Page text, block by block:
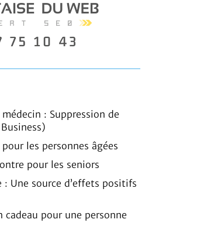
: Suppression de
les personnes âgées
pour les seniors
Une source d’effets positifs
pour une personne